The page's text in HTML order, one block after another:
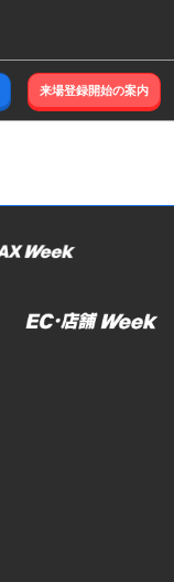
来場登録開始の案内